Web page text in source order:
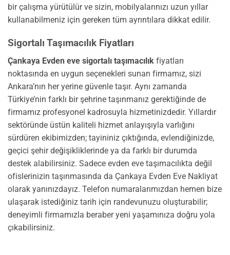
bir çalışma yürütülür ve sizin, mobilyalarınızı uzun yıllar
kullanabilmeniz için gereken tüm ayrıntılara dikkat edilir.
Sigortalı Taşımacılık Fiyatları
Çankaya Evden eve sigortalı taşımacılık fiyatları
noktasında en uygun seçenekleri sunan firmamız, sizi
Ankara’nın her yerine güvenle taşır. Aynı zamanda
Türkiye’nin farklı bir şehrine taşınmanız gerektiğinde de
firmamız profesyonel kadrosuyla hizmetinizdedir. Yıllardır
sektöründe üstün kaliteli hizmet anlayışıyla varlığını
sürdüren ekibimizden; tayininiz çıktığında, evlendiğinizde,
geçici şehir değişikliklerinde ya da farklı bir durumda
destek alabilirsiniz. Sadece evden eve taşımacılıkta değil
ofislerinizin taşınmasında da Çankaya Evden Eve Nakliyat
olarak yanınızdayız. Telefon numaralarımızdan hemen bize
ulaşarak istediğiniz tarih için randevunuzu oluşturabilir;
deneyimli firmamızla beraber yeni yaşamınıza doğru yola
çıkabilirsiniz.